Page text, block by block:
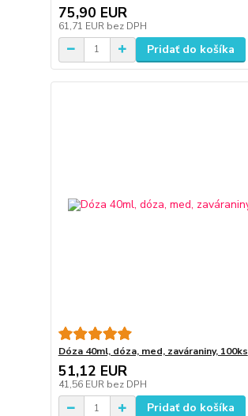
75,90 EUR
61,71 EUR bez DPH
Pridať do košíka
Dóza 40ml, dóza, med, zaváraniny, 100ks
51,12 EUR
41,56 EUR bez DPH
Pridať do košíka